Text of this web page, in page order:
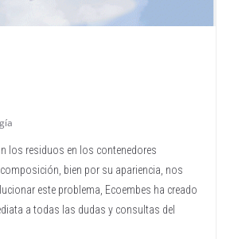
los residuos en los contenedores
bien por su apariencia, nos
este problema, Ecoembes ha creado
a todas las dudas y consultas del